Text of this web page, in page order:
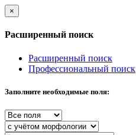
×
Расширенный поиск
Расширенный поиск
Профессиональный поиск
Заполните необходимые поля: